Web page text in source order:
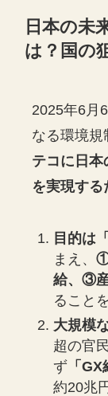
日本の未
は？国の
2025年6月
なる環境規
テコに日本
を実現する
目的は
まえ、①
給、③
ること
大規模
超の官
ず 「
約20兆